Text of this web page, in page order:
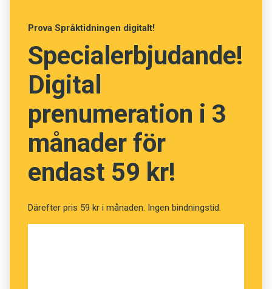
Prova Språktidningen digitalt!
Specialerbjudande!
Digital
prenumeration i 3
månader för
endast 59 kr!
Därefter pris 59 kr i månaden. Ingen bindningstid.